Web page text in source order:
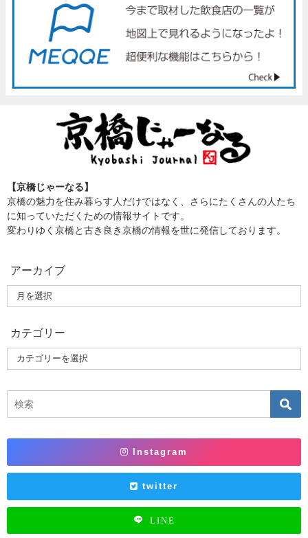
【京橋じゃーなる】
京橋の魅力を住み暮らす人だけではなく、さらにたくさんの人たち
に知っていただくための情報サイトです。
変わりゆく京橋と古き良き京橋の情報を世に発信しております。
アーカイブ
カテゴリー
Instagram
twitter
LINE